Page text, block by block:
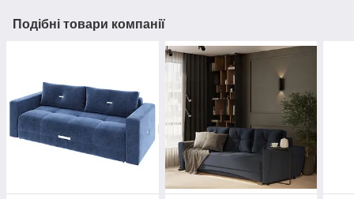
Подібні товари компанії